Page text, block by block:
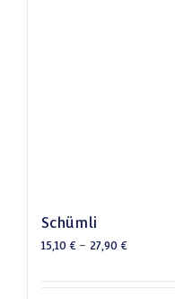
Schümli
15,10 €– 27,90 €